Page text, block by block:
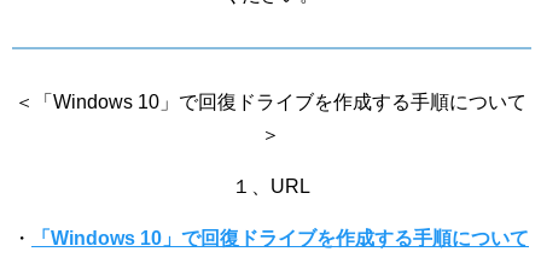
＜「Windows 10」で回復ドライブを作成する手順について
＞
１、URL
・ 「Windows 10」で回復ドライブを作成する手順について